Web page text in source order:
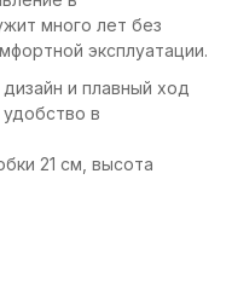
много лет без
эксплуатации.
и плавный ход
в
21 см, высота